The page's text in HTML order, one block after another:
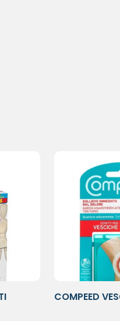
COMPEED